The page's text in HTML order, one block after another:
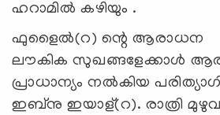
ഹറാമിൽ കഴിയും .
ഫുളൈൽ(റ) ന്റെ ആരാധന
ലൗകിക സുഖങ്ങളേക്കാള്‍
പ്രാധാന്യം നൽകിയ
ഇബ്നു ഇയാള്(റ). രാത്രി